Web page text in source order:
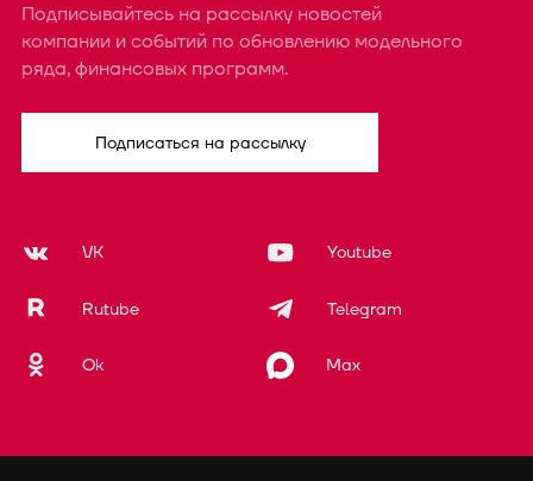
Подписывайтесь на рассылку новостей
компании и событий по обновлению модельного
ряда, финансовых программ.
Подписаться на рассылку
VK Youtube
Rutube Telegram
Ok Max